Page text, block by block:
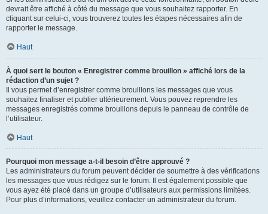
devrait être affiché à côté du message que vous souhaitez rapporter. En
cliquant sur celui-ci, vous trouverez toutes les étapes nécessaires afin de
rapporter le message.
Haut
À quoi sert le bouton « Enregistrer comme brouillon » affiché lors de la
rédaction d’un sujet ?
Il vous permet d’enregistrer comme brouillons les messages que vous
souhaitez finaliser et publier ultérieurement. Vous pouvez reprendre les
messages enregistrés comme brouillons depuis le panneau de contrôle de
l’utilisateur.
Haut
Pourquoi mon message a-t-il besoin d’être approuvé ?
Les administrateurs du forum peuvent décider de soumettre à des vérifications
les messages que vous rédigez sur le forum. Il est également possible que
vous ayez été placé dans un groupe d’utilisateurs aux permissions limitées.
Pour plus d’informations, veuillez contacter un administrateur du forum.